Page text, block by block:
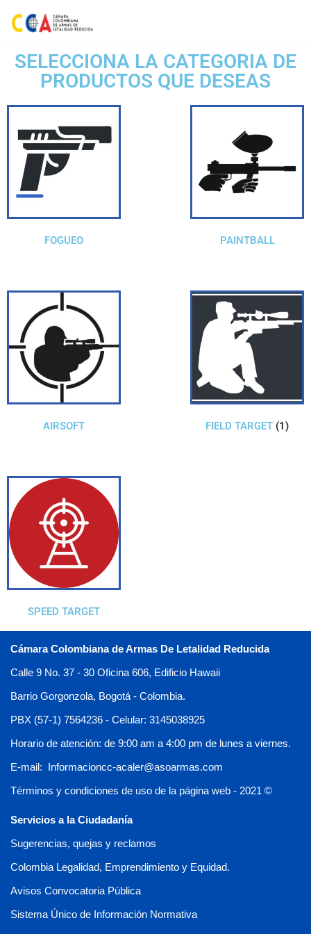
al
contenido
SELECCIONA LA CATEGORIA DE
PRODUCTOS QUE DESEAS
FOGUEO PAINTBALL
AIRSOFT FIELD TARGET (1)
SPEED TARGET
Cámara Colombiana de Armas De Letalidad Reducida
Calle 9 No. 37 - 30 Oficina 606, Edificio Hawaii
Barrio Gorgonzola, Bogotá - Colombia.
PBX (57-1) 7564236 - Celular: 3145038925
Horario de atención: de 9:00 am a 4:00 pm de lunes a viernes.
E-mail: Informacioncc-acaler@asoarmas.com
Términos y condiciones de uso de la página web - 2021 ©
Servicios a la Ciudadanía
Sugerencias, quejas y reclamos
Colombia Legalidad, Emprendimiento y Equidad.
Avisos Convocatoria Pública
Sistema Único de Información Normativa